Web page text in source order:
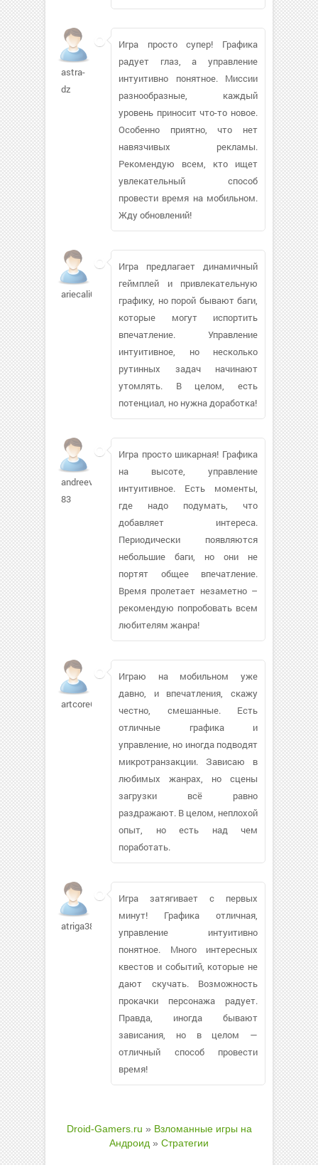
astra-
dz
Игра просто супер! Графика
радует глаз, а управление
интуитивно понятное. Миссии
разнообразные, каждый
уровень приносит что-то новое.
Особенно приятно, что нет
навязчивых рекламы.
Рекомендую всем, кто ищет
увлекательный способ
провести время на мобильном.
Жду обновлений!
ariecali09
Игра предлагает динамичный
геймплей и привлекательную
графику, но порой бывают баги,
которые могут испортить
впечатление. Управление
интуитивное, но несколько
рутинных задач начинают
утомлять. В целом, есть
потенциал, но нужна доработка!
andreev-
83
Игра просто шикарная! Графика
на высоте, управление
интуитивное. Есть моменты,
где надо подумать, что
добавляет интереса.
Периодически появляются
небольшие баги, но они не
портят общее впечатление.
Время пролетает незаметно –
рекомендую попробовать всем
любителям жанра!
artcore674
Играю на мобильном уже
давно, и впечатления, скажу
честно, смешанные. Есть
отличные графика и
управление, но иногда подводят
микротранзакции. Зависаю в
любимых жанрах, но сцены
загрузки всё равно
раздражают. В целом, неплохой
опыт, но есть над чем
поработать.
atriga381
Игра затягивает с первых
минут! Графика отличная,
управление интуитивно
понятное. Много интересных
квестов и событий, которые не
дают скучать. Возможность
прокачки персонажа радует.
Правда, иногда бывают
зависания, но в целом —
отличный способ провести
время!
Droid-Gamers.ru » Взломанные игры на
Андроид » Стратегии